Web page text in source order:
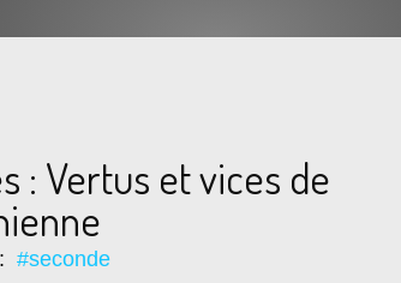
: Vertus et vices de
#seconde